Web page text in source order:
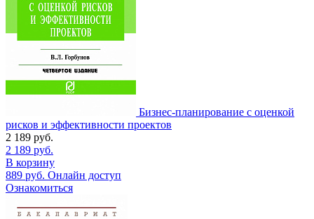
Бизнес-планирование с оценкой
рисков и эффективности проектов
2 189 руб.
2 189 руб.
В корзину
889 руб. Онлайн доступ
Ознакомиться